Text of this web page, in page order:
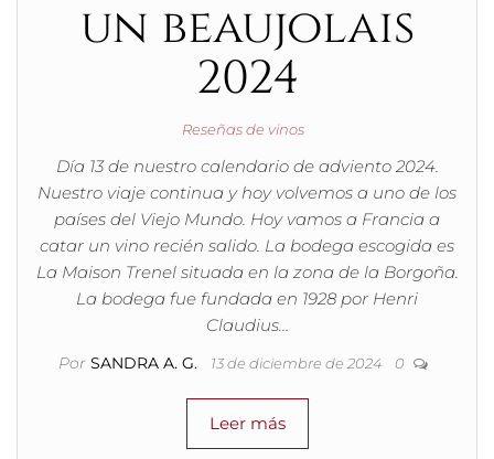
un beaujolais
2024
Reseñas de vinos
Día 13 de nuestro calendario de adviento 2024.
Nuestro viaje continua y hoy volvemos a uno de los
países del Viejo Mundo. Hoy vamos a Francia a
catar un vino recién salido. La bodega escogida es
La Maison Trenel situada en la zona de la Borgoña.
La bodega fue fundada en 1928 por Henri
Claudius…
Por SANDRA A. G. 13 de diciembre de 2024 0
Leer más